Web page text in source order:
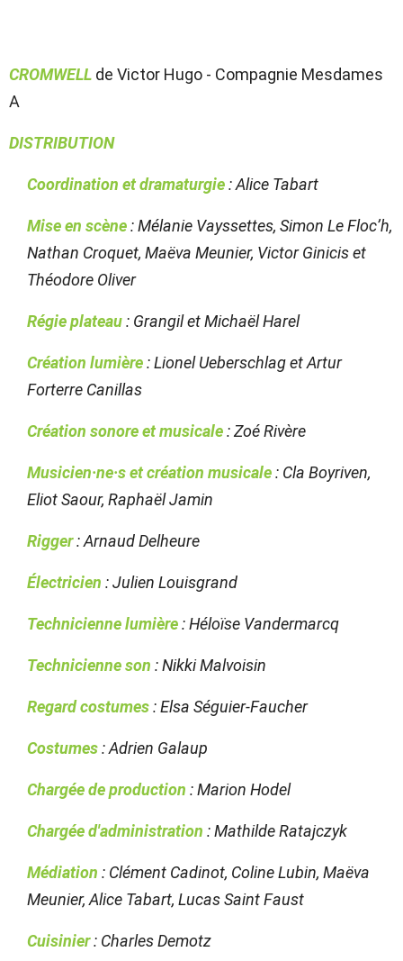
CROMWELL de Victor Hugo - Compagnie Mesdames
A
DISTRIBUTION
Coordination et dramaturgie: Alice Tabart
Mise en scène: Mélanie Vayssettes, Simon Le Floc’h,
Nathan Croquet, Maëva Meunier, Victor Ginicis et
Théodore Oliver
Régie plateau: Grangil et Michaël Harel
Création lumière: Lionel Ueberschlag et Artur
Forterre Canillas
Création sonore et musicale: Zoé Rivère
Musicien·ne·s et création musicale: Cla Boyriven,
Eliot Saour, Raphaël Jamin
Rigger: Arnaud Delheure
Électricien : Julien Louisgrand
Technicienne lumière: Héloïse Vandermarcq
Technicienne son : Nikki Malvoisin
Regard costumes: Elsa Séguier-Faucher
Costumes: Adrien Galaup
Chargée de production : Marion Hodel
Chargée d'administration : Mathilde Ratajczyk
Médiation : Clément Cadinot, Coline Lubin, Maëva
Meunier, Alice Tabart, Lucas Saint Faust
Cuisinier: Charles Demotz